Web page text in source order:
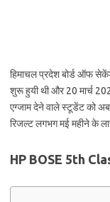
हिमाचल प्रदेश बोर्ड ऑफ
शुरू हुयी थी और 20 मार्च
एग्जाम देने वाले स्टूडेंट को
रिजल्ट लगभग मई महीने के
HP BOSE 5th